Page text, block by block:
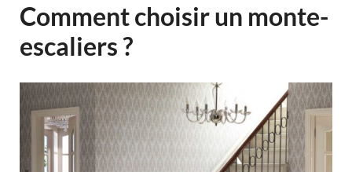
Comment choisir un monte-
escaliers ?